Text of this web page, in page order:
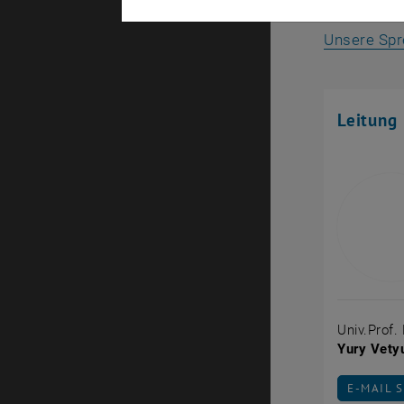
Unsere
Leitung
Univ.Prof.
Yury
E-MAIL
E-MAIL